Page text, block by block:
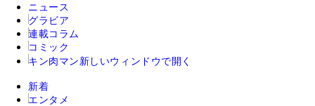
ニュース
グラビア
連載コラム
コミック
キン肉マン 新しいウィンドウで開く
新着
エンタメ